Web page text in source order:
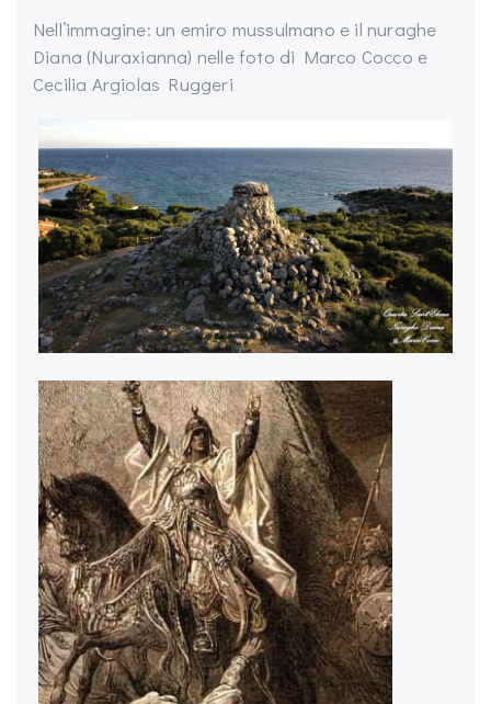
Nell’immagine: un emiro mussulmano e il nuraghe
Diana (Nuraxianna) nelle foto di Marco Cocco e
Cecilia Argiolas Ruggeri